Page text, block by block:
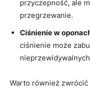
przyczepność, ‌ale
przegrzewanie.
Ciśnienie ⁤w
⁢ciśnienie ⁢może
Warto‌ również zwrócić